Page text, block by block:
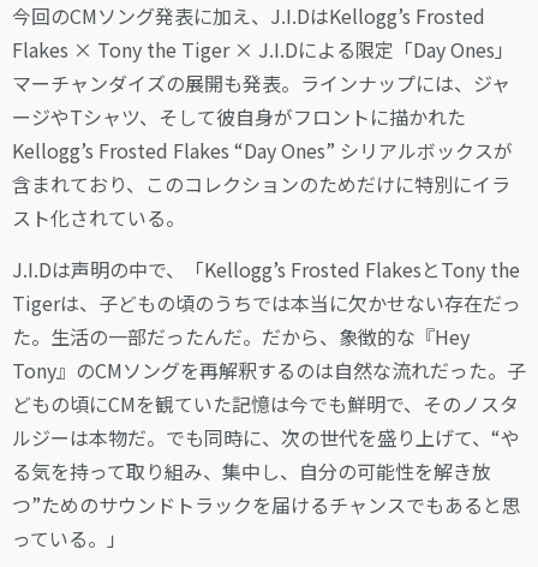
今回のCMソング発表に加え、J.I.DはKellogg’s Frosted
Flakes × Tony the Tiger × J.I.Dによる限定「Day Ones」
マーチャンダイズの展開も発表。ラインナップには、ジャ
ージやTシャツ、そして彼自身がフロントに描かれた
Kellogg’s Frosted Flakes “Day Ones” シリアルボックスが
含まれており、このコレクションのためだけに特別にイラ
スト化されている。
J.I.Dは声明の中で、「Kellogg’s Frosted FlakesとTony the
Tigerは、子どもの頃のうちでは本当に欠かせない存在だっ
た。生活の一部だったんだ。だから、象徴的な『Hey
Tony』のCMソングを再解釈するのは自然な流れだった。子
どもの頃にCMを観ていた記憶は今でも鮮明で、そのノスタ
ルジーは本物だ。でも同時に、次の世代を盛り上げて、“や
る気を持って取り組み、集中し、自分の可能性を解き放
つ”ためのサウンドトラックを届けるチャンスでもあると思
っている。」